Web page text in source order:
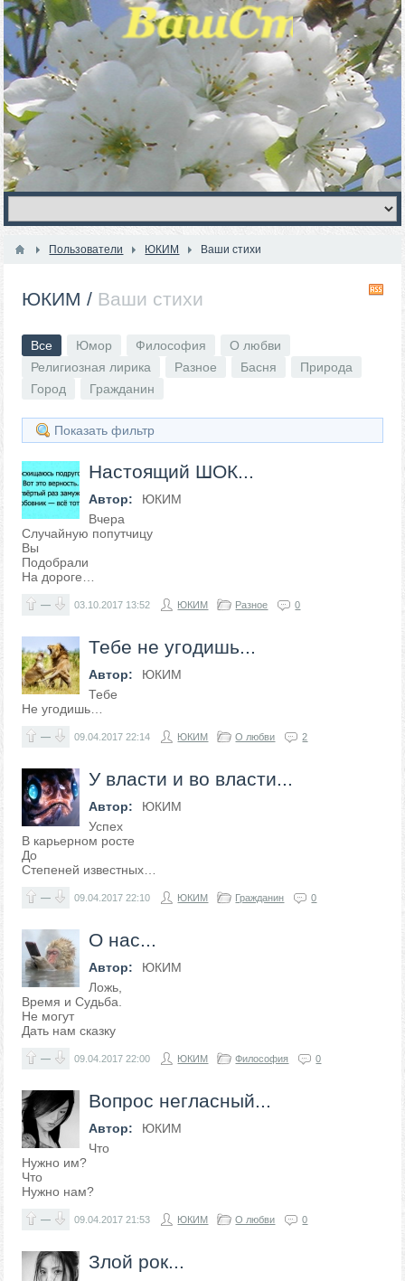
Пользователи ЮКИМ Ваши стихи
ЮКИМ / Ваши стихи
Все Юмор Философия
О любви
Религиозная лирика
Разное Басня
Природа
Город
Гражданин
Показать фильтр
Настоящий ШОК...
Автор:
ЮКИМ
Вчера
Случайную попутчицу
Вы
Подобрали
На дороге…
— 03.10.2017 13:52 ЮКИМ Разное 0
Тебе не угодишь...
Автор:
ЮКИМ
Тебе
Не угодишь…
— 09.04.201722:14 ЮКИМ О любви 2
У власти и во власти...
Автор:
ЮКИМ
Успех
В карьерном росте
До
Степеней известных…
— 09.04.201722:10 ЮКИМ Гражданин 0
О нас...
Автор:
ЮКИМ
Ложь,
Время и Судьба.
Не могут
Дать нам сказку
— 09.04.201722:00 ЮКИМ Философия 0
Вопрос негласный...
Автор:
ЮКИМ
Что
Нужно им?
Что
Нужно нам?
— 09.04.201721:53 ЮКИМ О любви 0
Злой рок...